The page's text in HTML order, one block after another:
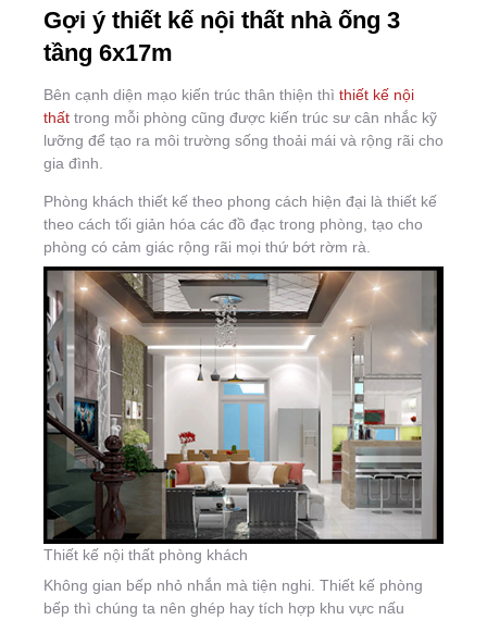
Gợi ý thiết kế nội thất nhà ống 3
tầng 6x17m
Bên cạnh diện mạo kiến trúc thân thiện thì thiết kế nội
thất trong mỗi phòng cũng được kiến trúc sư cân nhắc kỹ
lưỡng để tạo ra môi trường sống thoải mái và rộng rãi cho
gia đình.
Phòng khách thiết kế theo phong cách hiện đại là thiết kế
theo cách tối giản hóa các đồ đạc trong phòng, tạo cho
phòng có cảm giác rộng rãi mọi thứ bớt rờm rà.
Thiết kế nội thất phòng khách
Không gian bếp nhỏ nhắn mà tiện nghi. Thiết kế phòng
bếp thì chúng ta nên ghép hay tích hợp khu vực nấu